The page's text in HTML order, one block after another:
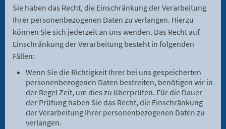
Sie haben das Recht, die Einschränkung der Verarbeitung
Ihrer personenbezogenen Daten zu verlangen. Hierzu
können Sie sich jederzeit an uns wenden. Das Recht auf
Einschränkung der Verarbeitung besteht in folgenden
Fällen:
Wenn Sie die Richtigkeit Ihrer bei uns gespeicherten
personenbezogenen Daten bestreiten, benötigen wir in
der Regel Zeit, um dies zu überprüfen. Für die Dauer
der Prüfung haben Sie das Recht, die Einschränkung
der Verarbeitung Ihrer personenbezogenen Daten zu
verlangen.